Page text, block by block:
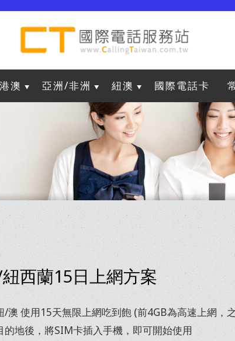
澳 亞洲/非洲 紐澳 國際電話卡
西蘭15日上網方案
澳 使用15天無限上網吃到飽 (前4GB為高速上網，
地後，將SIM卡插入手機，即可開始使用